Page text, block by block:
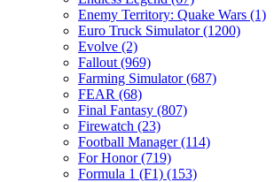
Enemy Territory: Quake Wars (1)
Euro Truck Simulator(1200)
Evolve (2)
Fallout (969)
Farming Simulator(687)
FEAR (68)
Final Fantasy (807)
Firewatch (23)
Football Manager(114)
For Honor(719)
Formula 1 (F1) (153)